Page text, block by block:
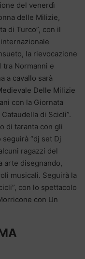
del venerdì
delle Milizie,
di Turco”, con il
la rievocazione
tra Normanni e
a cavallo sarà
Delle Milizie
con la Giornata
di Scicli”.
di taranta con gli
“dj set Dj
ragazzi del
arte disegnando,
musicali. Seguirà la
con lo spettacolo
con Un